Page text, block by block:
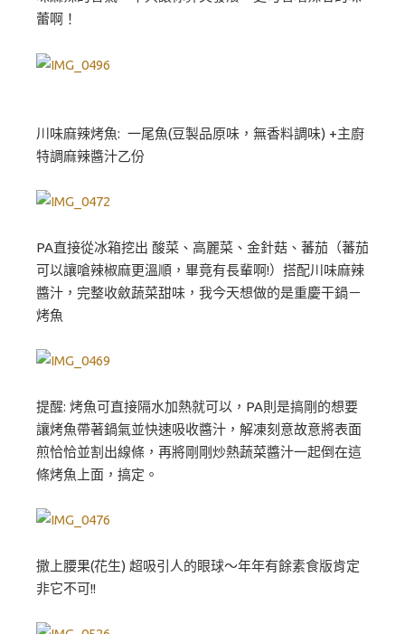
蕾啊！
川味麻辣烤魚: 一尾魚(豆製品原味，無香料調味) +主廚
特調麻辣醬汁乙份
PA直接從冰箱挖出 酸菜、高麗菜、金針菇、蕃茄（蕃茄
可以讓嗆辣椒麻更溫順，畢竟有長輩啊!）搭配川味麻辣
醬汁，完整收斂蔬菜甜味，我今天想做的是重慶干鍋－
烤魚
提醒: 烤魚可直接隔水加熱就可以，PA則是搞剛的想要
讓烤魚帶著鍋氣並快速吸收醬汁，解凍刻意故意將表面
煎恰恰並割出線條，再將剛剛炒熱蔬菜醬汁一起倒在這
條烤魚上面，搞定。
撒上腰果(花生) 超吸引人的眼球～年年有餘素食版肯定
非它不可!!